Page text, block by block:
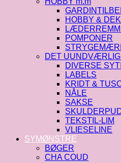
HOBBY &
POMPONER
DET
DIVERSE
LABELS
KRIDT &
NÅLE
SAKSE
TEKSTIL-LIM
VLIESELINE
SYMØNSTRE
BØGER
CHA COUD